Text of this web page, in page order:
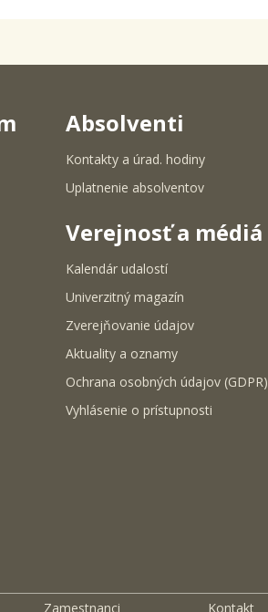
Absolventi
Kontakty a úrad. hodiny
Uplatnenie absolventov
Verejnosť a médiá
Kalendár udalostí
Univerzitný magazín
Zverejňovanie údajov
Aktuality a oznamy
Ochrana osobných údajov (GDPR)
Vyhlásenie o prístupnosti
Zamestnanci Kontakt